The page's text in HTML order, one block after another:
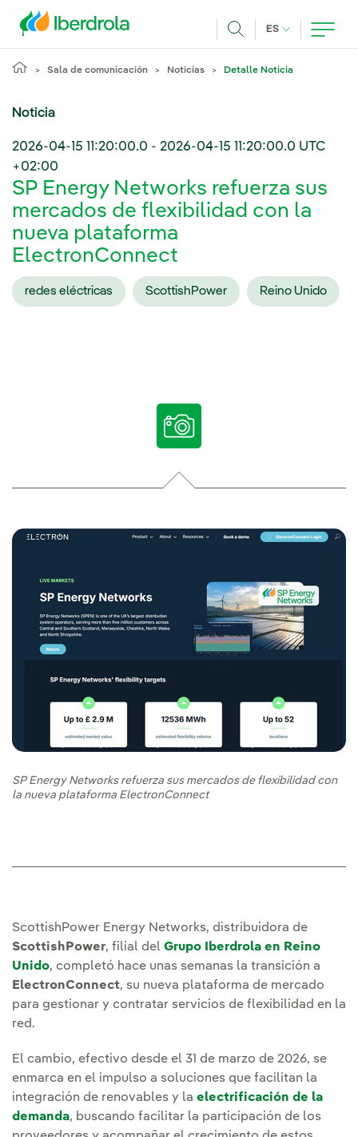
ES IDIOMA
Sala de comunicación Noticias Detalle Noticia
Noticia
2026-04-15 11:20:00.0 - 2026-04-15 11:20:00.0 UTC
+02:00
SP Energy Networks refuerza sus
mercados de flexibilidad con la
nueva plataforma
ElectronConnect
redes eléctricas ScottishPower Reino Unido
SP Energy Networks refuerza sus mercados de flexibilidad con
la nueva plataforma ElectronConnect
ScottishPower Energy Networks, distribuidora de
ScottishPower, filial del Grupo Iberdrola en Reino
Unido, completó hace unas semanas la transición a
ElectronConnect, su nueva plataforma de mercado
para gestionar y contratar servicios de flexibilidad en la
red.
El cambio, efectivo desde el 31 de marzo de 2026, se
enmarca en el impulso a soluciones que facilitan la
integración de renovables y la electrificación de la
demanda, buscando facilitar la participación de los